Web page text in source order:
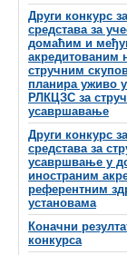
Други конкурс
средстава за
домаћим и
акредитованим
стручним
планира уживо
РЛКЦЗС за
усавршавање
Други конкурс
средстава за
усавршвање у
иностраним
референтним
установама
Коначни
конкурса